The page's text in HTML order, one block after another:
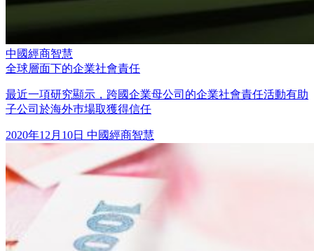
中國經商智慧
全球層面下的企業社會責任
最近一項研究顯示，跨國企業母公司的企業社會責任活動有助
子公司於海外巿場取獲得信任
2020年12月10日 中國經商智慧